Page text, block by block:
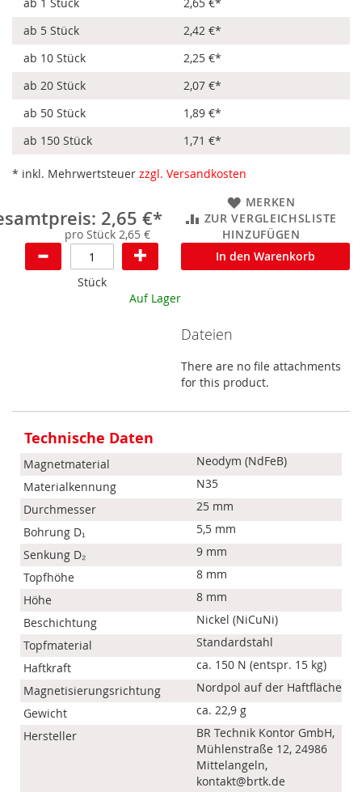
ab 1 Stück
2,65 €*
ab 5 Stück
2,42 €*
ab 10 Stück
2,25 €*
ab 20 Stück
2,07 €*
ab 50 Stück
1,89 €*
ab 150 Stück
1,71 €*
* inkl. Mehrwertsteuer zzgl. Versandkosten
2,65 €*
pro Stück 2,65 €
MERKEN
ZUR VERGLEICHSLISTE
HINZUFÜGEN
Stück
In den Warenkorb
Auf Lager
Dateien
There are no file attachments
for this product.
Informationen
Technische Daten
Magnetmaterial
Neodym (NdFeB)
Materialkennung
N35
Durchmesser
25 mm
Bohrung D₁
5,5 mm
Senkung D₂
9 mm
Topfhöhe
8 mm
Höhe
8 mm
Beschichtung
Nickel (NiCuNi)
Topfmaterial
Standardstahl
Haftkraft
ca. 150 N (entspr. 15 kg)
Magnetisierungsrichtung
Nordpol auf der Haftfläche
Gewicht
ca. 22,9 g
Hersteller
BR Technik Kontor GmbH,
Mühlenstraße 12, 24986
Mittelangeln,
kontakt@brtk.de